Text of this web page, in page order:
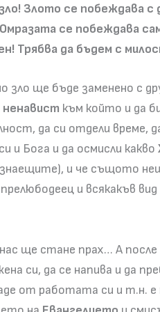
Злото се побеждава с
Омразата се побеждава
Трябва да бъдем с
зло ще бъде заменено с
ненавист към който и да
да си отдели време,
и Бога и да осмисли какво
знаещите), и че същото
и всякакъв
ще стане прах… А
си, да се напива и да
от работата си и т.н.